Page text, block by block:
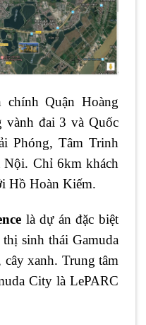
Quận Hoàng
vành đai 3 và Quốc
Phóng, Tâm Trinh
Nội. Chỉ 6km khách
Hồ Hoàn Kiếm.
là dự án đặc biệt
sinh thái Gamuda
xanh. Trung tâm
City là LePARC